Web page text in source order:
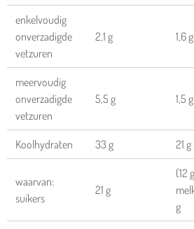
enkelvoudig
onverzadigde
vetzuren
2,1 g 1,6 g
meervoudig
onverzadigde
vetzuren
5,5 g 1,5 g
Koolhydraten 33 g 21 g
waarvan:
suikers
21 g
(12
g